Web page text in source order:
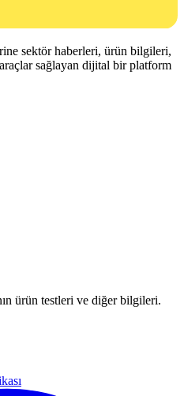
sektör haberleri, ürün bilgileri,
sağlayan dijital bir platform
ürün testleri ve diğer bilgileri.